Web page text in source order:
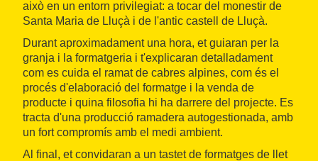
això en un entorn privilegiat: a tocar del monestir de
Santa Maria de Lluçà i de l'antic castell de Lluçà.
Durant aproximadament una hora, et guiaran per la
granja i la formatgeria i t'explicaran detalladament
com es cuida el ramat de cabres alpines, com és el
procés d'elaboració del formatge i la venda de
producte i quina filosofia hi ha darrere del projecte. Es
tracta d'una producció ramadera autogestionada, amb
un fort compromís amb el medi ambient.
Al final, et convidaran a un tastet de formatges de llet